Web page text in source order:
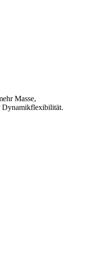
Masse,
Dynamikflexibilität.